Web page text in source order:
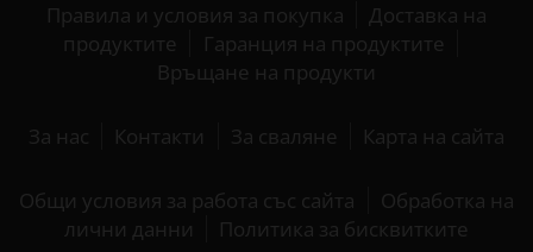
Правила и условия за покупка
Доставка на
продуктите
Гаранция на продуктите
Връщане на продукти
За нас Контакти За сваляне Карта на сайта
Общи условия за работа със сайта
Обработка на
лични данни
Политика за бисквитките